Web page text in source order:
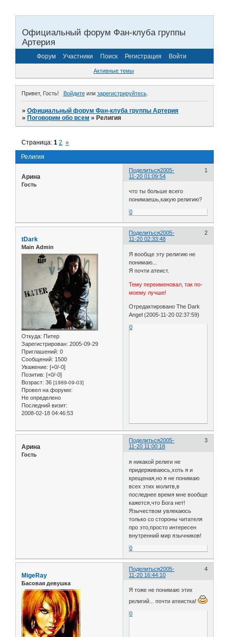
Официальный форум Фан-клуба группы
Артерия
Форум Участники Поиск Регистрация Войти
Активные темы
Привет, Гость! Войдитеили зарегистрируйтесь.
»Официальный форум Фан-клуба группы Артерия
»Поговорим обо всем »Религия
Религия
Страница:1 2 »
Поделиться 1
2005-
11-20 01:09:54
Арина
Гость
что ты больше всего
понимаешь,какую религию?
0
Поделиться 2
2005-
11-20 02:33:48
tDark
Main Admin
Откуда: Питер
Зарегистрирован: 2005-09-29
Приглашений: 0
Сообщений: 1500
Уважение: [+0/-0]
Позитив: [+0/-0]
Возраст: 36 [1989-09-03]
Провел на форуме:
Не определено
Последний визит:
2008-02-18 04:46:53
Я вообще эту религию не
понимаю...
Я почти атеист.
Тему переименовал, так по-
моему лучше!
Отредактировано The Dark
Angel (2005-11-20 02:37:59)
0
Поделиться 3
2005-
11-20 11:00:18
Арина
Гость
я никакой религи не
придерживаюсь,хоть я и
крещеная,но я не понимаю
всех этих молитв,в
последнее время мне вообще
кажется,что Бога нет!
Язычеством увлекаюсь
только со стороны читателя
про это,просто интересен
внутренний мир язычников!
0
Поделиться 4
2005-
11-20 16:44:10
MigeRay
Басовая девушка
Я тоже не понимаю этих
религий... почти атеистка!
0